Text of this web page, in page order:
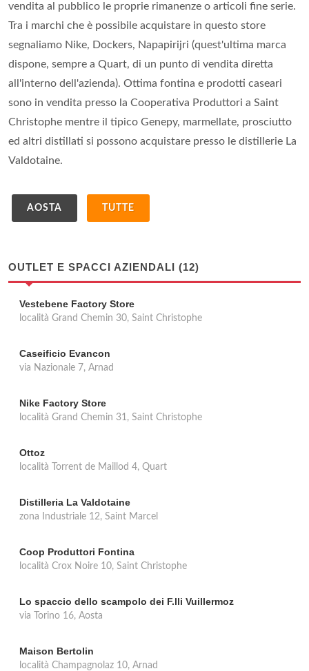
vendita al pubblico le proprie rimanenze o articoli fine serie.
Tra i marchi che è possibile acquistare in questo store
segnaliamo Nike, Dockers, Napapirijri (quest'ultima marca
dispone, sempre a Quart, di un punto di vendita diretta
all'interno dell'azienda). Ottima fontina e prodotti caseari
sono in vendita presso la Cooperativa Produttori a Saint
Christophe mentre il tipico Genepy, marmellate, prosciutto
ed altri distillati si possono acquistare presso le distillerie La
Valdotaine.
AOSTA TUTTE
OUTLET E SPACCI AZIENDALI (12)
Vestebene Factory Store
località Grand Chemin 30, Saint Christophe
Caseificio Evancon
via Nazionale 7, Arnad
Nike Factory Store
località Grand Chemin 31, Saint Christophe
Ottoz
località Torrent de Maillod 4, Quart
Distilleria La Valdotaine
zona Industriale 12, Saint Marcel
Coop Produttori Fontina
località Crox Noire 10, Saint Christophe
Lo spaccio dello scampolo dei F.lli Vuillermoz
via Torino 16, Aosta
Maison Bertolin
località Champagnolaz 10, Arnad